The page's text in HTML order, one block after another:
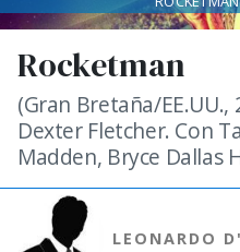
Rocketman
(Gran Bretaña/EE.UU.,
Dexter Fletcher. Con
Madden, Bryce Dallas
LEONARDO